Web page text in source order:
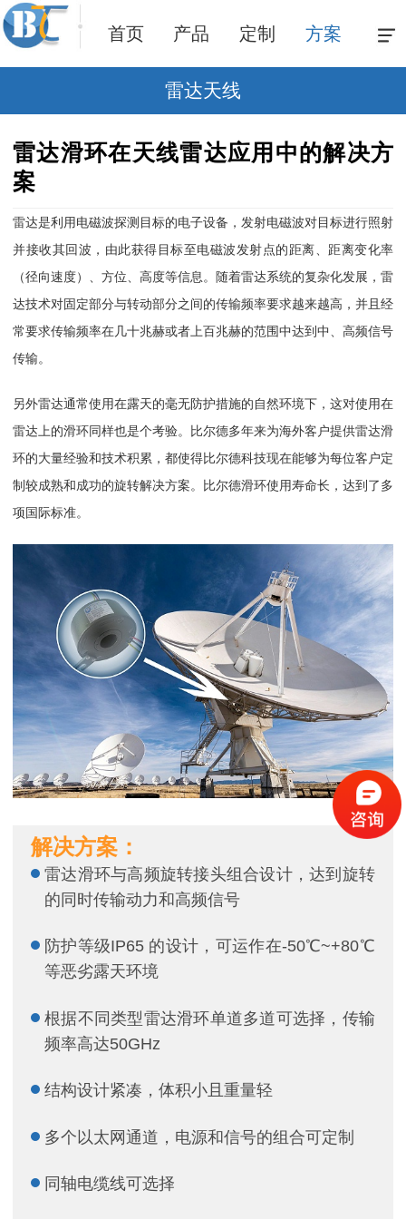
首页 产品 定制 方案
雷达天线
雷达滑环在天线雷达应用中的解决方
案
雷达是利用电磁波探测目标的电子设备，发射电磁波对目标进行照射
并接收其回波，由此获得目标至电磁波发射点的距离、距离变化率
（径向速度）、方位、高度等信息。随着雷达系统的复杂化发展，雷
达技术对固定部分与转动部分之间的传输频率要求越来越高，并且经
常要求传输频率在几十兆赫或者上百兆赫的范围中达到中、高频信号
传输。
另外雷达通常使用在露天的毫无防护措施的自然环境下，这对使用在
雷达上的滑环同样也是个考验。比尔德多年来为海外客户提供雷达滑
环的大量经验和技术积累，都使得比尔德科技现在能够为每位客户定
制较成熟和成功的旋转解决方案。比尔德滑环使用寿命长，达到了多
项国际标准。
解决方案：
雷达滑环与高频旋转接头组合设计，达到旋转
的同时传输动力和高频信号
防护等级IP65 的设计，可运作在-50℃~+80℃
等恶劣露天环境
根据不同类型雷达滑环单道多道可选择，传输
频率高达50GHz
结构设计紧凑，体积小且重量轻
多个以太网通道，电源和信号的组合可定制
同轴电缆线可选择